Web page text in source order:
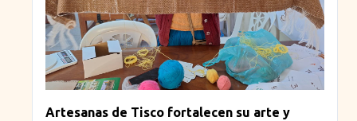
Artesanas de Tisco fortalecen su arte y